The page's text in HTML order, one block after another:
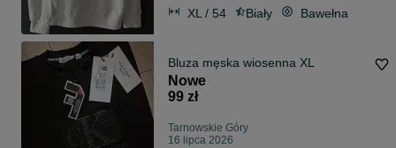
XL / 54 Biały Bawełna
Bluza męska wiosenna XL
Nowe
99 zł
Tarnowskie Góry
16 lipca 2026